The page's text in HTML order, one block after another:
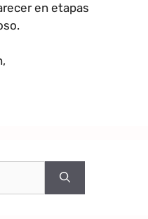
en etapas